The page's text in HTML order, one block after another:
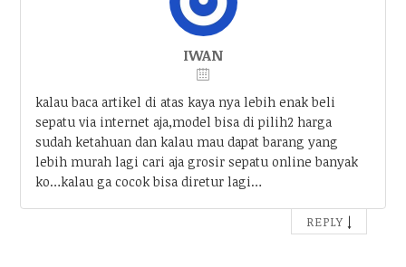
IWAN
kalau baca artikel di atas kaya nya lebih enak beli
sepatu via internet aja,model bisa di pilih2 harga
sudah ketahuan dan kalau mau dapat barang yang
lebih murah lagi cari aja grosir sepatu online banyak
ko…kalau ga cocok bisa diretur lagi…
REPLY ↓